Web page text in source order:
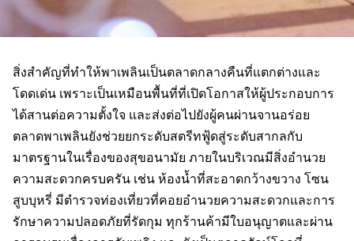
สิ่งสำคัญที่ทำให้พาเพลินเป็นตลาดกลางคืนที่แตกต่างและ
โดดเด่น เพราะเป็นเหมือนพื้นที่ที่เปิดโอกาสให้ผู้ประกอบการ
ได้สานต่อความตั้งใจ และส่งต่อไปยังผู้คนผ่านจานอร่อย
ตลาดพาเพลินยังช่วยยกระดับสตรีทฟู้ดสู่ระดับสากลกับ
มาตรฐานในเรื่องของสุขอนามัย ภายในบริเวณมีสิ่งอำนวย
ความสะดวกครบครัน เช่น ห้องน้ำที่สะอาดกว้างขวาง โซน
สูบบุหรี่ มีตำรวจท่องเที่ยวที่คอยอำนวยความสะดวกและการ
รักษาความปลอดภัยที่รัดกุม ทุกร้านค้ามีใบอนุญาตและผ่าน